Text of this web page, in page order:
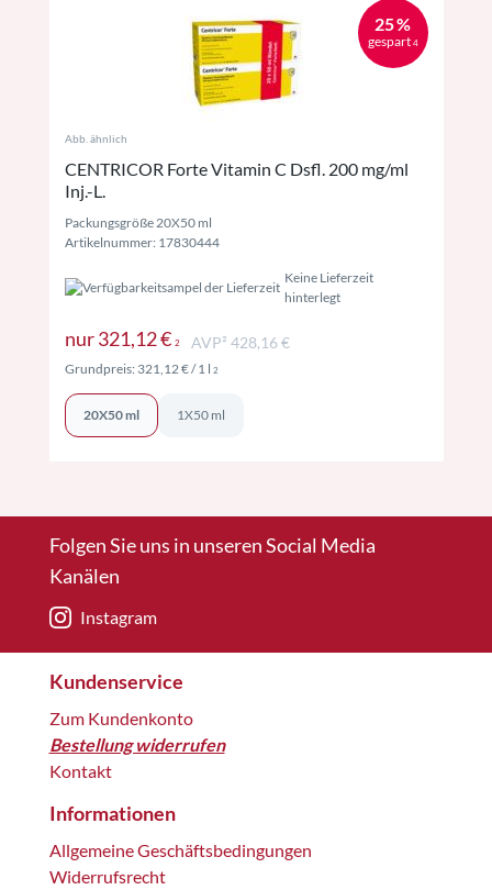
25 %
gespart 4
Abb. ähnlich
CENTRICOR Forte Vitamin C Dsfl. 200 mg/ml
Inj.-L.
Packungsgröße 20X50 ml
Artikelnummer: 17830444
Keine Lieferzeit
hinterlegt
nur321,12 € 2Preise inkl. MwSt. ggf. zzgl. Versand
AVP² 428,16 €
Grundpreis: 321,12 €/ 1 l 2Preise inkl. MwSt. ggf. zzgl. Versand
20X50 ml 1X50 ml
Folgen Sie uns in unseren Social Media
Kanälen
Instagram
Kundenservice
Zum Kundenkonto
Bestellung widerrufen
Kontakt
Informationen
Allgemeine Geschäftsbedingungen
Widerrufsrecht